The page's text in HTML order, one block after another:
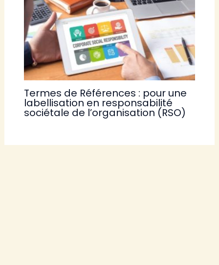
Termes de Références : pour une
labellisation en responsabilité
sociétale de l’organisation (RSO)